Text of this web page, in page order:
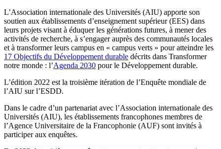
L’Association internationale des Universités (AIU) apporte son
soutien aux établissements d’enseignement supérieur (EES) dans
leurs projets visant à éduquer les générations futures, à mener des
activités de recherche, à s’engager auprès des communautés locales
et à transformer leurs campus en « campus verts » pour atteindre les
17 Objectifs du Développement durable décrits dans Transformer
notre monde : l’Agenda 2030 pour le Développement durable.
L’édition 2022 est la troisième itération de l’Enquête mondiale de
l’AIU sur l’ESDD.
Dans le cadre d’un partenariat avec l’Association internationale des
Universités (AIU), les établissements francophones membres de
l’Agence Universitaire de la Francophonie (AUF) sont invités à
participer aux enquêtes.